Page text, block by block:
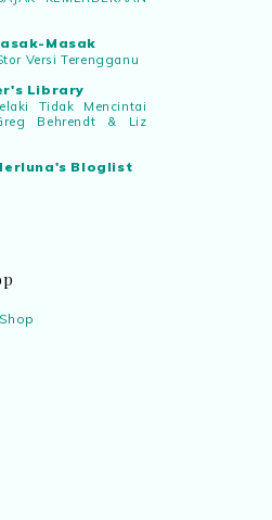
Masak
Versi Terengganu
Library
Tidak Mencintai
Behrendt & Liz
Bloglist